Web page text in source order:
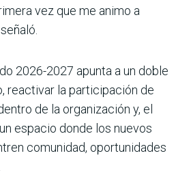
vez que me animo a
2026-2027 apunta a un doble
reactivar la participación de
de la organización y, el
espacio donde los nuevos
comunidad, oportunidades